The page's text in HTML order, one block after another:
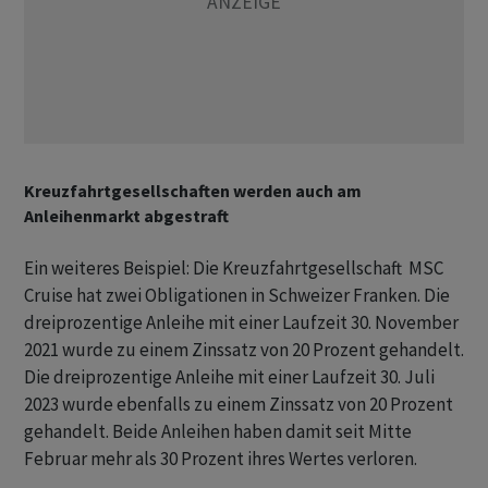
Kreuzfahrtgesellschaften werden auch am
Anleihenmarkt abgestraft
Ein weiteres Beispiel: Die Kreuzfahrtgesellschaft MSC
Cruise hat zwei Obligationen in Schweizer Franken. Die
dreiprozentige Anleihe mit einer Laufzeit 30. November
2021 wurde zu einem Zinssatz von 20 Prozent gehandelt.
Die dreiprozentige Anleihe mit einer Laufzeit 30. Juli
2023 wurde ebenfalls zu einem Zinssatz von 20 Prozent
gehandelt. Beide Anleihen haben damit seit Mitte
Februar mehr als 30 Prozent ihres Wertes verloren.